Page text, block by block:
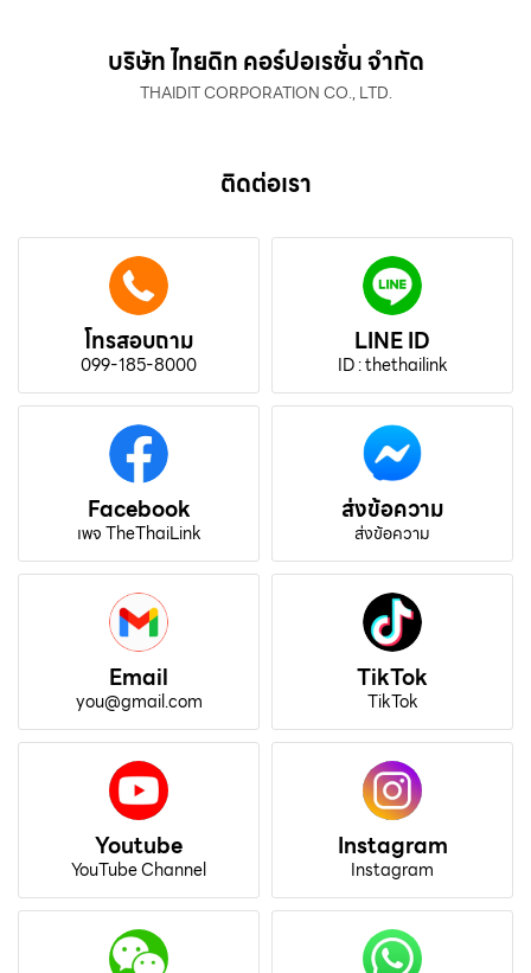
บริษัท ไทยดิท คอร์ปอเรชั่น จำกัด
THAIDIT CORPORATION CO., LTD.
ติดต่อเรา
โทรสอบถาม
099-185-8000
LINE ID
ID : thethailink
Facebook
เพจ TheThaiLink
ส่งข้อความ
ส่งข้อความ
Email
you@gmail.com
TikTok
TikTok
Youtube
YouTube Channel
Instagram
Instagram